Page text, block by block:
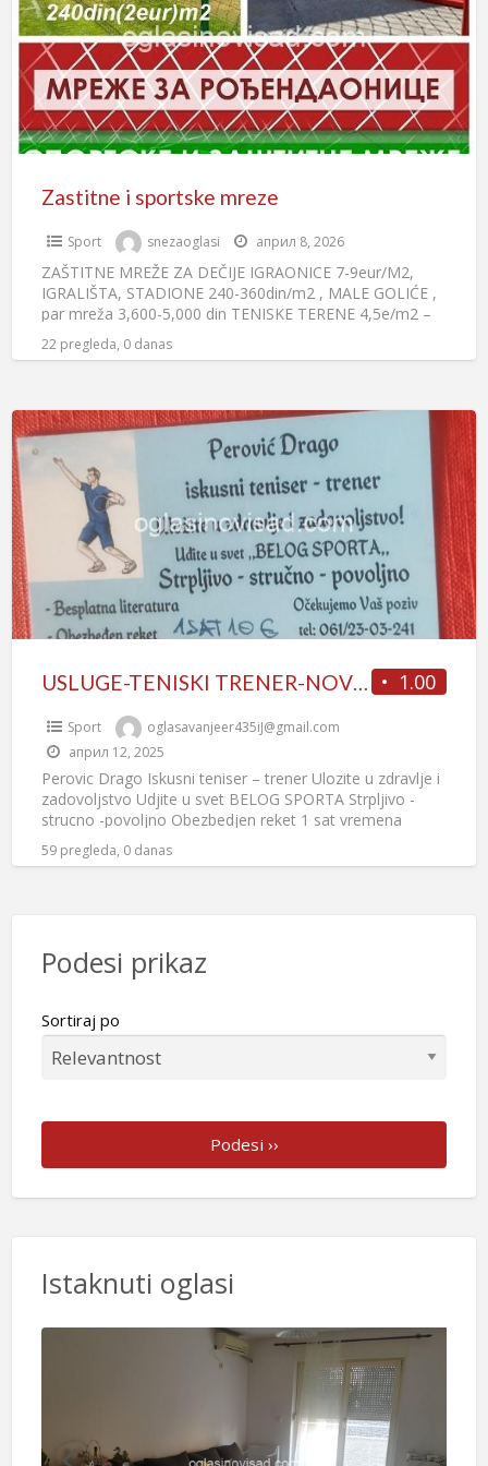
Zastitne i sportske mreze
Sport snezaoglasi април 8, 2026
ZAŠTITNE MREŽE ZA DEČIJE IGRAONICE 7-9eur/M2,
IGRALIŠTA, STADIONE 240-360din/m2 , MALE GOLIĆE ,
par mreža 3,600-5,000 din TENISKE TERENE 4,5e/m2 –
9e/m . Sa sajlama
22 pregleda, 0 danas
1.00
USLUGE-TENISKI TRENER-NOVI SAD
Sport
oglasavanjeer435iJ@gmail.com
април 12, 2025
Perovic Drago Iskusni teniser – trener Ulozite u zdravlje i
zadovoljstvo Udjite u svet BELOG SPORTA Strpljivo -
strucno -povoljno Obezbedjen reket 1 sat vremena
10eura
[…]
59 pregleda, 0 danas
Podesi prikaz
Sortiraj po
Podesi ››
Istaknuti oglasi